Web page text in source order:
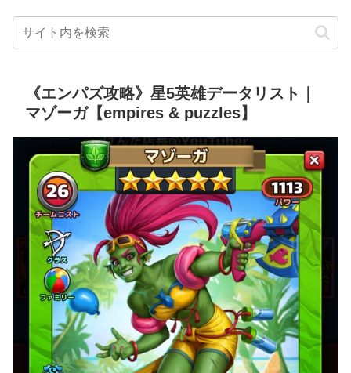
クetc…
《エンパズ攻略》星5英雄データリスト｜
マゾーガ【empires & puzzles】